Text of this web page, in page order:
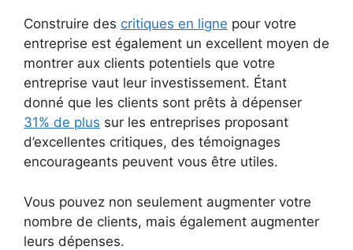
Construire des critiques en ligne pour votre
entreprise est également un excellent moyen de
montrer aux clients potentiels que votre
entreprise vaut leur investissement. Étant
donné que les clients sont prêts à dépenser
31% de plus sur les entreprises proposant
d’excellentes critiques, des témoignages
encourageants peuvent vous être utiles.
Vous pouvez non seulement augmenter votre
nombre de clients, mais également augmenter
leurs dépenses.